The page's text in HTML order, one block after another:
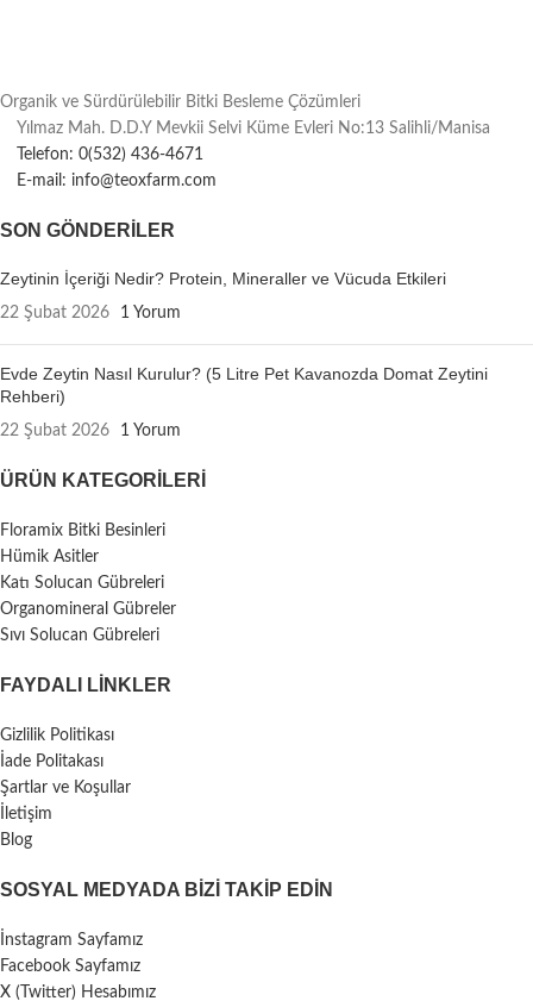
Organik ve Sürdürülebilir Bitki Besleme Çözümleri
Yılmaz Mah. D.D.Y Mevkii Selvi Küme Evleri No:13 Salihli/Manisa
Telefon: 0(532) 436-4671
E-mail: info@teoxfarm.com
SON GÖNDERILER
Zeytinin İçeriği Nedir? Protein, Mineraller ve Vücuda Etkileri
22 Şubat 2026 1 Yorum
Evde Zeytin Nasıl Kurulur? (5 Litre Pet Kavanozda Domat Zeytini
Rehberi)
22 Şubat 2026 1 Yorum
ÜRÜN KATEGORILERI
Floramix Bitki Besinleri
Hümik Asitler
Katı Solucan Gübreleri
Organomineral Gübreler
Sıvı Solucan Gübreleri
FAYDALI LİNKLER
Gizlilik Politikası
İade Politakası
Şartlar ve Koşullar
İletişim
Blog
SOSYAL MEDYADA BIZI TAKIP EDIN
İnstagram Sayfamız
Facebook Sayfamız
X (Twitter) Hesabımız